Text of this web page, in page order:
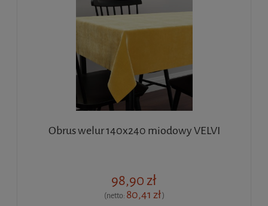
Obrus welur 140x240 miodowy VELVI
98,90 zł
(netto: 80,41 zł)